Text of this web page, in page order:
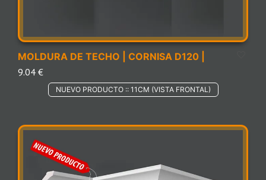
MOLDURA DE TECHO | CORNISA D120 |
9.04 €
NUEVO PRODUCTO :: 11CM (VISTA FRONTAL)